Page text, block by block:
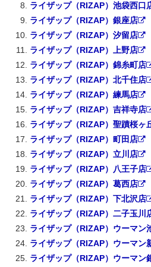
ライザップ（RIZAP）池袋西口
ライザップ（RIZAP）銀座店
ライザップ（RIZAP）汐留店
ライザップ（RIZAP）上野店
ライザップ（RIZAP）錦糸町店
ライザップ（RIZAP）北千住店
ライザップ（RIZAP）練馬店
ライザップ（RIZAP）吉祥寺店
ライザップ（RIZAP）聖蹟桜ヶ
ライザップ（RIZAP）町田店
ライザップ（RIZAP）立川店
ライザップ（RIZAP）八王子店
ライザップ（RIZAP）葛西店
ライザップ（RIZAP）下北沢店
ライザップ（RIZAP）二子玉川
ライザップ（RIZAP）ウーマン
ライザップ（RIZAP）ウーマン
ライザップ（RIZAP）ウーマン